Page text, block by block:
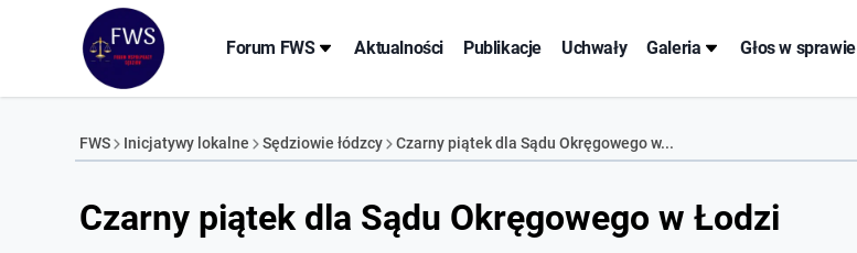
Forum FWS Aktualności Publikacje Uchwały Galeria Głos w sprawie
FWS Inicjatywy lokalne Sędziowie łódzcy Czarny piątek dla Sądu Okręgowego w...
Czarny piątek dla Sądu Okręgowego w Łodzi